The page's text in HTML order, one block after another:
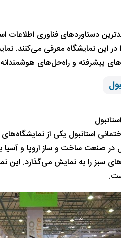
دستاوردهای فناوری
نمایشگاه معرفی می‌کنند.
پیشرفته و راه‌حل‌های
استانبول یکی از
در صنعت ساخت و ساز اروپا و
سبز را به نمایش می‌گذارد. این